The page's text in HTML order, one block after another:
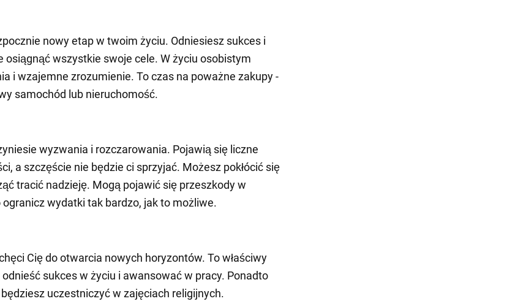
nowy etap w twoim życiu. Odniesiesz sukces i
osiągnąć wszystkie swoje cele. W życiu osobistym
i wzajemne zrozumienie. To czas na poważne zakupy -
samochód lub nieruchomość.
wyzwania i rozczarowania. Pojawią się liczne
a szczęście nie będzie ci sprzyjać. Możesz pokłócić się
tracić nadzieję. Mogą pojawić się przeszkody w
ogranicz wydatki tak bardzo, jak to możliwe.
Cię do otwarcia nowych horyzontów. To właściwy
sukces w życiu i awansować w pracy. Ponadto
uczestniczyć w zajęciach religijnych.